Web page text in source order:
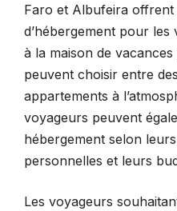
Faro et Albufeira offrent
d’hébergement pour les
à la maison de
peuvent choisir entre
appartements à
voyageurs peuvent
hébergement selon
personnelles et leurs
Les voyageurs